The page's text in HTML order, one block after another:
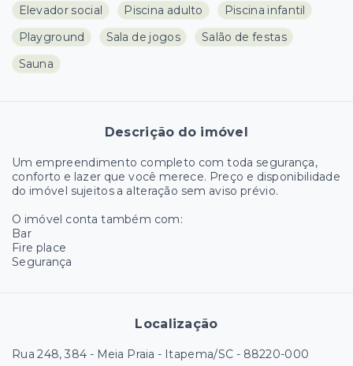
Elevador social
Piscina adulto
Piscina infantil
Playground
Sala de jogos
Salão de festas
Sauna
Descrição do imóvel
Um empreendimento completo com toda segurança,
conforto e lazer que você merece. Preço e disponibilidade
do imóvel sujeitos a alteração sem aviso prévio.
O imóvel conta também com:
Bar
Fire place
Segurança
Localização
Rua 248, 384 - Meia Praia - Itapema/SC - 88220-000